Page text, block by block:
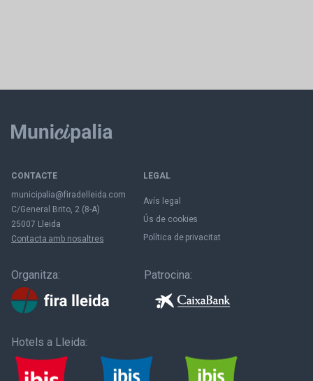
CONTACTE
municipalia@firadelleida.com
C/General Brito, 2 (8-A)
25007 Lleida
Contacta amb nosaltres
LEGAL
Avís legal
Ús de cookies
Política de privacitat
Organitza: Patrocina:
Hotels a Lleida: